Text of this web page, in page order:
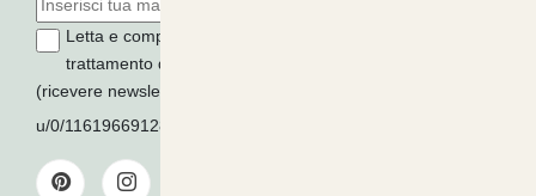
Letta e compresa l'informativa sulla
trattamento dei miei dati per finalità di marketing
(ricevere newsletter, novità, promozioni) da parte di
u/0/116196691289279339016